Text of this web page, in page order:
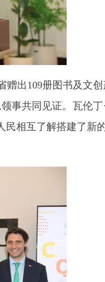
出109册图书及文
事共同见证。瓦伦
相互了解搭建了新